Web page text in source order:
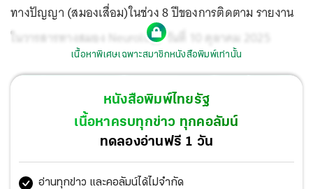
ทางปัญญา (สมองเสื่อม)ในช่วง 8 ปีของการติดตาม รายงาน
ในวารสารทางสมอง Neurology วันที่ 10 ตุลาคม 2025
เนื้อหาพิเศษเฉพาะสมาชิกหนังสือพิมพ์เท่านั้น
หนังสือพิมพ์ไทยรัฐ
เนื้อหาครบทุกข่าว ทุกคอลัมน์
ทดลองอ่านฟรี 1 วัน
อ่านทุกข่าว และคอลัมน์ได้ไม่จำกัด